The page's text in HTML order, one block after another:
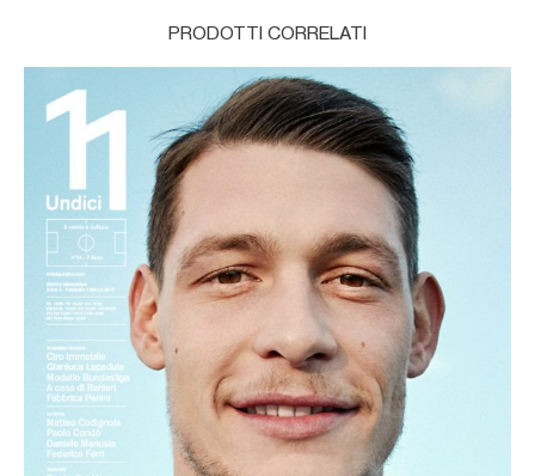
PRODOTTI CORRELATI